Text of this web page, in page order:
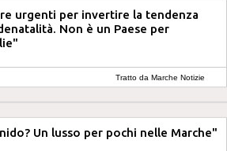
urgenti per invertire la tendenza
Non è un Paese per
Tratto da Marche Notizie
Un lusso per pochi nelle Marche"